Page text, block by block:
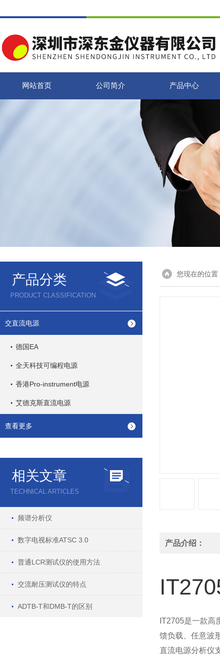
网站首页 公司简介 产品中心
产品分类
PRODUCT CLASSIFICATION
交直流电源
德国EA
全天科技可编程电源
香港Pro-instrument电源
艾德克斯直流电源
查看更多
相关文章
TECHNICAL ARTICLES
频谱分析仪
数字电视标准ATSC 3.0
普通LCR测试仪的使用方法
交流耐压测试仪的特点
ADTB-T和DMB-T的区别
您现在的位置
产品介绍：
IT2705是一款高
馈负载、任意波
直流电源分析仪